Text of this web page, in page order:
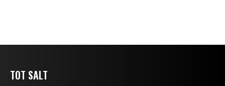
TOT SALT